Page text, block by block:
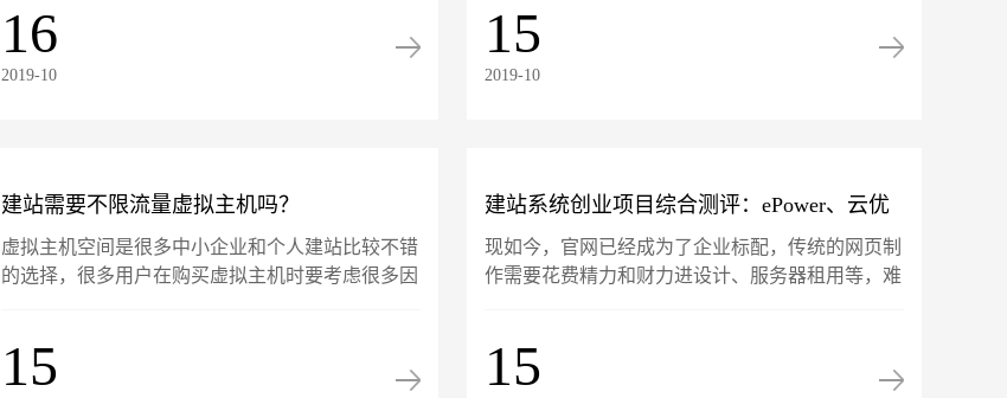
示，......
16
2019-10
不会使中小企业产品无......
15
2019-10
建站需要不限流量虚拟主机吗？
虚拟主机空间是很多中小企业和个人建站比较不错
的选择，很多用户在购买虚拟主机时要考虑很多因
建站需要不限流量虚拟......
15
建站系统创业项目综合测评：ePower、云优
CMS、微加互联、微企点
现如今，官网已经成为了企业标配，传统的网页制
作需要花费精力和财力进设计、服务器租用等，难
业者的首选。 &n......
15